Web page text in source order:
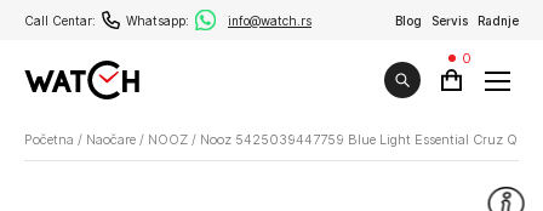
Call Centar: Whatsapp: info@watch.rs Blog Servis Radnje
0
Početna / Naočare / NOOZ / Nooz 5425039447759 Blue Light Essential Cruz